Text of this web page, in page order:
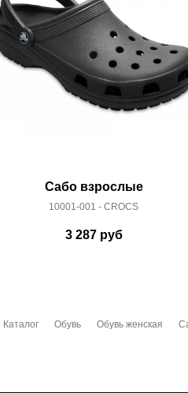
Сабо взрослые
10001-001 - CROCS
3 287руб
Каталог Обувь Обувь женская